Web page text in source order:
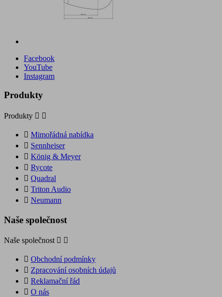
Facebook
YouTube
Instagram
Produkty
Produkty  
 Mimořádná nabídka
 Sennheiser
 König & Meyer
 Rycote
 Quadral
 Triton Audio
 Neumann
Naše společnost
Naše společnost  
 Obchodní podmínky
 Zpracování osobních údajů
 Reklamační řád
 O nás